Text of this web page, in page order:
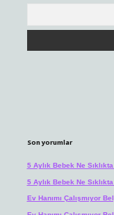
Son yorumlar
5 Aylık Bebek Ne
5 Aylık Bebek Ne
Ev Hanımı Çalışmıyor